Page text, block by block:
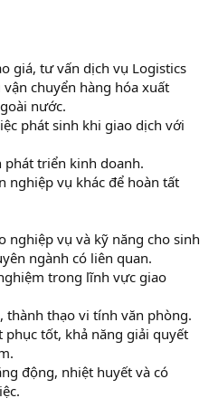
giá, tư vấn dịch vụ Logistics
chuyển hàng hóa xuất
nước.
phát sinh khi giao dịch với
phát triển kinh doanh.
nghiệp vụ khác để hoàn tất
nghiệp vụ và kỹ năng cho sinh
ngành có liên quan.
trong lĩnh vực giao
thành thạo vi tính văn phòng.
phục tốt, khả năng giải quyết
động, nhiệt huyết và có